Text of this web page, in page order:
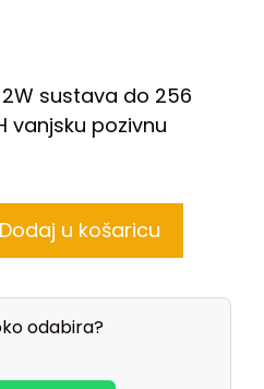
sustava do 256
vanjsku pozivnu
Dodaj u košaricu
odabira?